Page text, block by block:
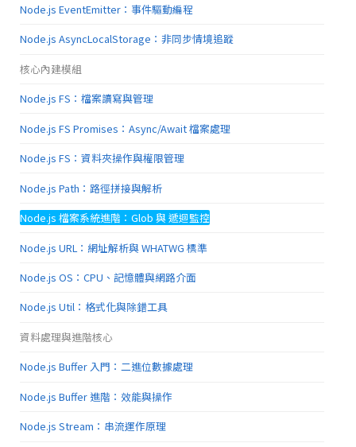
Node.js EventEmitter：事件驅動編程
Node.js AsyncLocalStorage：非同步情境追蹤
核心內建模組
Node.js FS：檔案讀寫與管理
Node.js FS Promises：Async/Await 檔案處理
Node.js FS：資料夾操作與權限管理
Node.js Path：路徑拼接與解析
Node.js 檔案系統進階：Glob 與 遞迴監控
Node.js URL：網址解析與 WHATWG 標準
Node.js OS：CPU、記憶體與網路介面
Node.js Util：格式化與除錯工具
資料處理與進階核心
Node.js Buffer 入門：二進位數據處理
Node.js Buffer 進階：效能與操作
Node.js Stream：串流運作原理